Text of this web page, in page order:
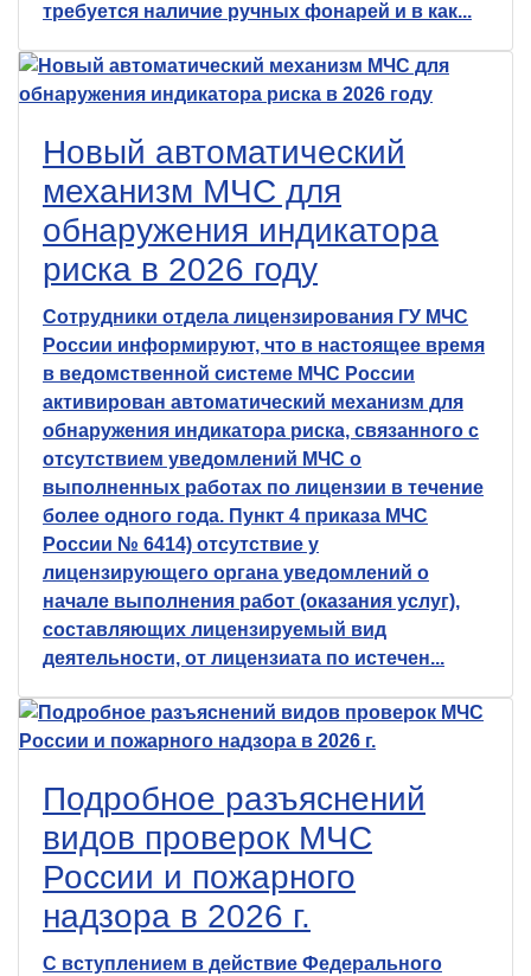
требуется наличие ручных фонарей и в как...
Новый автоматический
механизм МЧС для
обнаружения индикатора
риска в 2026 году
Сотрудники отдела лицензирования ГУ МЧС
России информируют, что в настоящее время
в ведомственной системе МЧС России
активирован автоматический механизм для
обнаружения индикатора риска, связанного с
отсутствием уведомлений МЧС о
выполненных работах по лицензии в течение
более одного года. Пункт 4 приказа МЧС
России № 6414) отсутствие у
лицензирующего органа уведомлений о
начале выполнения работ (оказания услуг),
составляющих лицензируемый вид
деятельности, от лицензиата по истечен...
Подробное разъяснений
видов проверок МЧС
России и пожарного
надзора в 2026 г.
С вступлением в действие Федерального